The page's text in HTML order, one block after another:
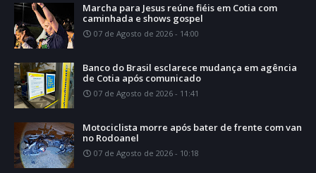
Marcha para Jesus reúne fiéis em Cotia com
caminhada e shows gospel
07 de Agosto de 2026 - 14:00
Banco do Brasil esclarece mudança em agência
de Cotia após comunicado
07 de Agosto de 2026 - 11:41
Motociclista morre após bater de frente com van
no Rodoanel
07 de Agosto de 2026 - 10:18